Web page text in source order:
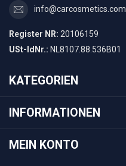
info@carcosmetics.com
Register NR: 20106159
USt-IdNr.: NL8107.88.536B01
KATEGORIEN
INFORMATIONEN
MEIN KONTO